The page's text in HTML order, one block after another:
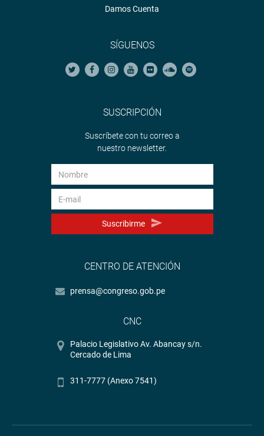
Damos Cuenta
SÍGUENOS
SUSCRIPCIÓN
Suscríbete con tu correo a
nuestro newsletter.
Suscribirme
CENTRO DE ATENCIÓN
prensa@congreso.gob.pe
CNC
Palacio Legislativo Av. Abancay s/n.
Cercado de Lima
311-7777 (Anexo 7541)